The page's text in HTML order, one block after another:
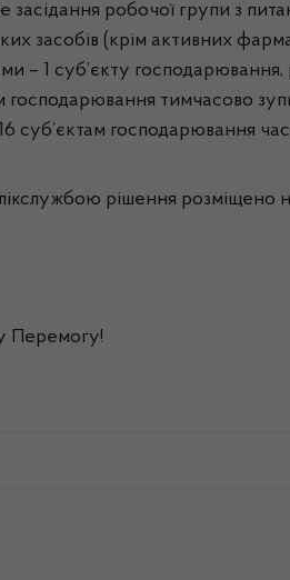
робочої групи з
засобів (крім активних
– 1 суб’єкту
тимчасово
суб’єктам господарювання
рішення розміщено на
Перемогу!